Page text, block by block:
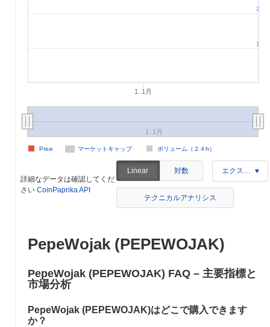
1. 1月
マーケットキャップ ボリューム（２４h）
Price
1. 1月
1
2
詳細なデータは確認してくだ
さい CoinPaprika API
Linear 対数 エクスポート
テクニカルアナリシス
PepeWojak (PEPEWOJAK)
PepeWojak (PEPEWOJAK) FAQ – 主要指標と
市場分析
PepeWojak (PEPEWOJAK)はどこで購入できます
か？